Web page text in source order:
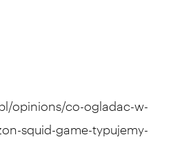
opinions/co-ogladac-w-
squid-game-typujemy-